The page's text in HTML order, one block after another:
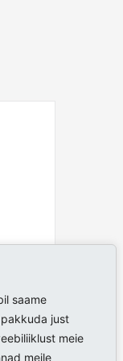
saame
just
meie
meile